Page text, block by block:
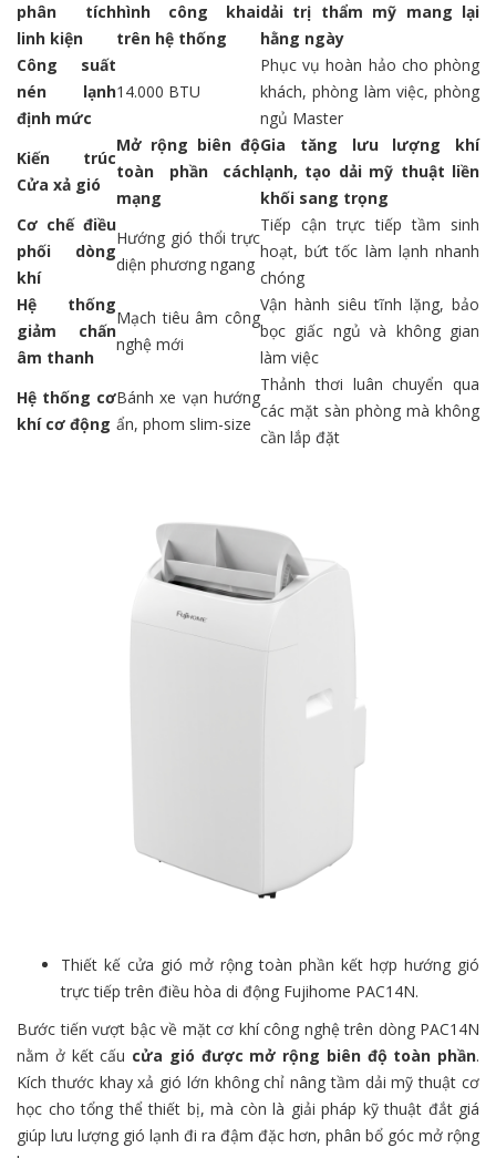
phân tích
linh kiện
hình công khai
trên hệ thống
dải trị thẩm mỹ mang lại
hằng ngày
Công suất
nén lạnh
định mức
14.000 BTU
Phục vụ hoàn hảo cho phòng
khách, phòng làm việc, phòng
ngủ Master
Kiến trúc
Cửa xả gió
Mở rộng biên độ
toàn phần cách
mạng
Gia tăng lưu lượng khí
lạnh, tạo dải mỹ thuật liền
khối sang trọng
Cơ chế điều
phối dòng
khí
Hướng gió thổi trực
diện phương ngang
Tiếp cận trực tiếp tầm sinh
hoạt, bứt tốc làm lạnh nhanh
chóng
Hệ thống
giảm chấn
âm thanh
Mạch tiêu âm công
nghệ mới
Vận hành siêu tĩnh lặng, bảo
bọc giấc ngủ và không gian
làm việc
Hệ thống cơ
khí cơ động
Bánh xe vạn hướng
ẩn, phom slim-size
Thảnh thơi luân chuyển qua
các mặt sàn phòng mà không
cần lắp đặt
Thiết kế cửa gió mở rộng toàn phần kết hợp hướng gió
trực tiếp trên điều hòa di động Fujihome PAC14N.
Bước tiến vượt bậc về mặt cơ khí công nghệ trên dòng PAC14N
nằm ở kết cấu cửa gió được mở rộng biên độ toàn phần.
Kích thước khay xả gió lớn không chỉ nâng tầm dải mỹ thuật cơ
học cho tổng thể thiết bị, mà còn là giải pháp kỹ thuật đắt giá
giúp lưu lượng gió lạnh đi ra đậm đặc hơn, phân bổ góc mở rộng